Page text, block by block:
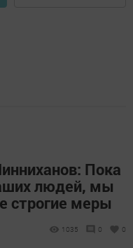
Пока
людей, мы
строгие меры
1035 0 0